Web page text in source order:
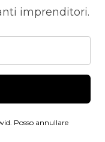
imprenditori.
Posso annullare